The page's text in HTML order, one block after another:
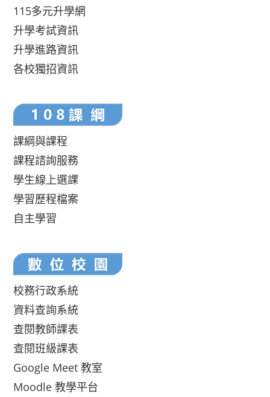
115多元升學網
升學考試資訊
升學進路資訊
各校獨招資訊
課綱與課程
課程諮詢服務
學生線上選課
學習歷程檔案
自主學習
校務行政系統
資料查詢系統
查閱教師課表
查閱班級課表
Google Meet 教室
Moodle 教學平台